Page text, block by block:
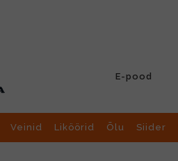
E-pood
Veinid Liköörid Õlu Siider